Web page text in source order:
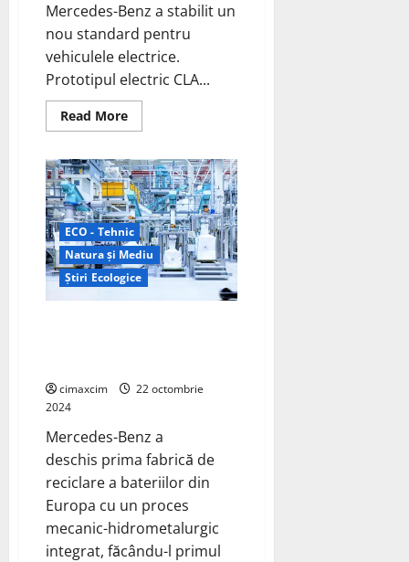
Mercedes-Benz a stabilit un
nou standard pentru
vehiculele electrice.
Prototipul electric CLA...
Read MoreRead
more
Mercedes-
Benz
CLA
EV
doboară
recordul
stabilit
de
Porsche
Taycan
ECO - Tehnic
Natura și Mediu
Știri Ecologice
cimaxcim
22 octombrie
2024
Mercedes-Benz a
deschis prima fabrică de
reciclare a bateriilor din
Europa cu un proces
mecanic-hidrometalurgic
integrat, făcându-l primul